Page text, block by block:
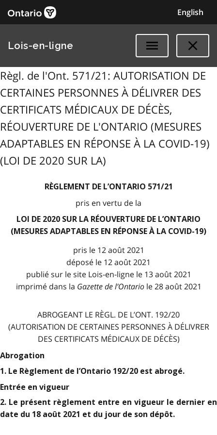
English
Lois-en-ligne
Règl. de l'Ont. 571/21: AUTORISATION DE
CERTAINES PERSONNES À DÉLIVRER DES
CERTIFICATS MÉDICAUX DE DÉCÈS,
RÉOUVERTURE DE L'ONTARIO (MESURES
ADAPTABLES EN RÉPONSE À LA COVID-19)
(LOI DE 2020 SUR LA)
RÈGLEMENT DE L’ONTARIO 571/21
pris en vertu de la
LOI DE 2020 SUR LA RÉOUVERTURE DE L’ONTARIO
(MESURES ADAPTABLES EN RÉPONSE À LA COVID-19)
pris le 12 août 2021
déposé le 12 août 2021
publié sur le site Lois-en-ligne le 13 août 2021
imprimé dans la Gazette de l’Ontariole 28 août 2021
ABROGEANT LE RÈGL. DE L’ONT. 192/20
(AUTORISATION DE CERTAINES PERSONNES À DÉLIVRER
DES CERTIFICATS MÉDICAUX DE DÉCÈS)
Abrogation
1. Le Règlement de l’Ontario 192/20 est abrogé.
Entrée en vigueur
2. Le présent règlement entre en vigueur le dernier en
date du 18 août 2021 et du jour de son dépôt.